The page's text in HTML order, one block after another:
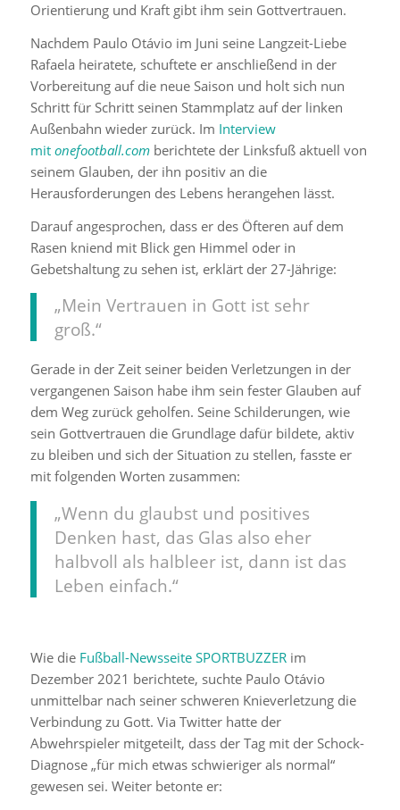
Orientierung und Kraft gibt ihm sein Gottvertrauen.
Nachdem Paulo Otávio im Juni seine Langzeit-Liebe
Rafaela heiratete, schuftete er anschließend in der
Vorbereitung auf die neue Saison und holt sich nun
Schritt für Schritt seinen Stammplatz auf der linken
Außenbahn wieder zurück. Im Interview
mit onefootball.com berichtete der Linksfuß aktuell von
seinem Glauben, der ihn positiv an die
Herausforderungen des Lebens herangehen lässt.
Darauf angesprochen, dass er des Öfteren auf dem
Rasen kniend mit Blick gen Himmel oder in
Gebetshaltung zu sehen ist, erklärt der 27-Jährige:
„Mein Vertrauen in Gott ist sehr
groß.“
Gerade in der Zeit seiner beiden Verletzungen in der
vergangenen Saison habe ihm sein fester Glauben auf
dem Weg zurück geholfen. Seine Schilderungen, wie
sein Gottvertrauen die Grundlage dafür bildete, aktiv
zu bleiben und sich der Situation zu stellen, fasste er
mit folgenden Worten zusammen:
„Wenn du glaubst und positives
Denken hast, das Glas also eher
halbvoll als halbleer ist, dann ist das
Leben einfach.“
Wie die Fußball-Newsseite SPORTBUZZERim
Dezember 2021 berichtete, suchte Paulo Otávio
unmittelbar nach seiner schweren Knieverletzung die
Verbindung zu Gott. Via Twitter hatte der
Abwehrspieler mitgeteilt, dass der Tag mit der Schock-
Diagnose „für mich etwas schwieriger als normal“
gewesen sei. Weiter betonte er: